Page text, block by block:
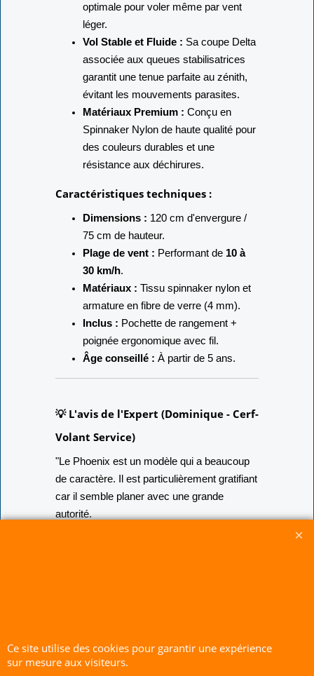
optimale pour voler même par vent
léger.
Vol Stable et Fluide : Sa coupe Delta
associée aux queues stabilisatrices
garantit une tenue parfaite au zénith,
évitant les mouvements parasites.
Matériaux Premium : Conçu en
Spinnaker Nylon de haute qualité pour
des couleurs durables et une
résistance aux déchirures.
Caractéristiques techniques :
Dimensions : 120 cm d'envergure /
75 cm de hauteur.
Plage de vent : Performant de 10 à
30 km/h.
Matériaux : Tissu spinnaker nylon et
armature en fibre de verre (4 mm).
Inclus : Pochette de rangement +
poignée ergonomique avec fil.
Âge conseillé : À partir de 5 ans.
💡 L'avis de l'Expert (Dominique - Cerf-
Volant Service)
"Le Phoenix est un modèle qui a beaucoup
de caractère. Il est particulièrement gratifiant
car il semble planer avec une grande
autorité.
son envol royalement !"
CERF-VOLANT SERVICE 53 rue de Thubeauville 62650 Parenty. France
Ce site utilise des cookies pour garantir une expérience
sur mesure aux visiteurs.